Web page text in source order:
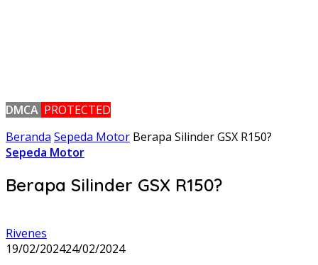
DMCA PROTECTED
Beranda Sepeda Motor Berapa Silinder GSX R150?
Sepeda Motor
Berapa Silinder GSX R150?
Rivenes
19/02/202424/02/2024